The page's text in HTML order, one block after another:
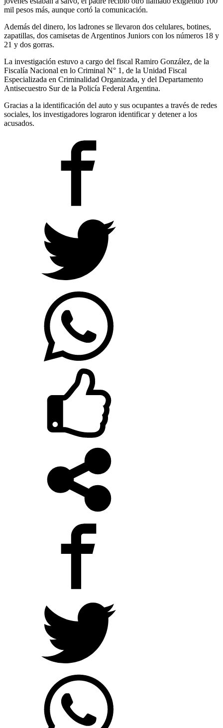
mil pesos más, aunque cortó la comunicación.
Además del dinero, los ladrones se llevaron dos celulares, botines,
zapatillas, dos camisetas de Argentinos Juniors con los números 18 y
21 y dos gorras.
La investigación estuvo a cargo del fiscal Ramiro González, de la
Fiscalía Nacional en lo Criminal N° 1, de la Unidad Fiscal
Especializada en Criminalidad Organizada, y del Departamento
Antisecuestro Sur de la Policía Federal Argentina.
Gracias a la identificación del auto y sus ocupantes a través de redes
sociales, los investigadores lograron identificar y detener a los
acusados.